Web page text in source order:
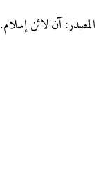
المصدر: آن لائن إسلام.